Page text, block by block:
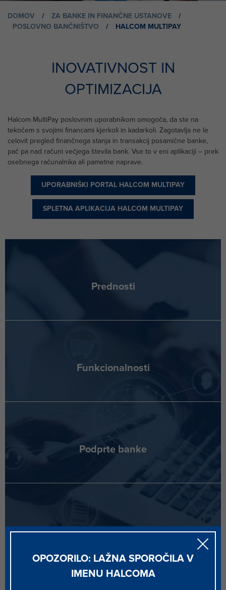
DOMOV / ZA BANKE IN FINANČNE USTANOVE
/
POSLOVNO BANČNIŠTVO
/ HALCOM MULTIPAY
INOVATIVNOST IN
OPTIMIZACIJA
Halcom MultiPay poslovnim uporabnikom omogoča, da ste na
tekočem s svojimi financami kjerkoli in kadarkoli. Zagotavlja ne le
celovit pregled finančnega stanja in transakcij posamične banke,
pač pa nad računi večjega števila bank. Vse to v eni aplikaciji – prek
osebnega računalnika ali pametne naprave.
UPORABNIŠKI PORTAL HALCOM MULTIPAY
SPLETNA APLIKACIJA HALCOM MULTIPAY
Prednosti
Funkcionalnosti
Podprte banke
Pogosta vprašanja
OPOZORILO: LAŽNA SPOROČILA V
IMENU HALCOMA